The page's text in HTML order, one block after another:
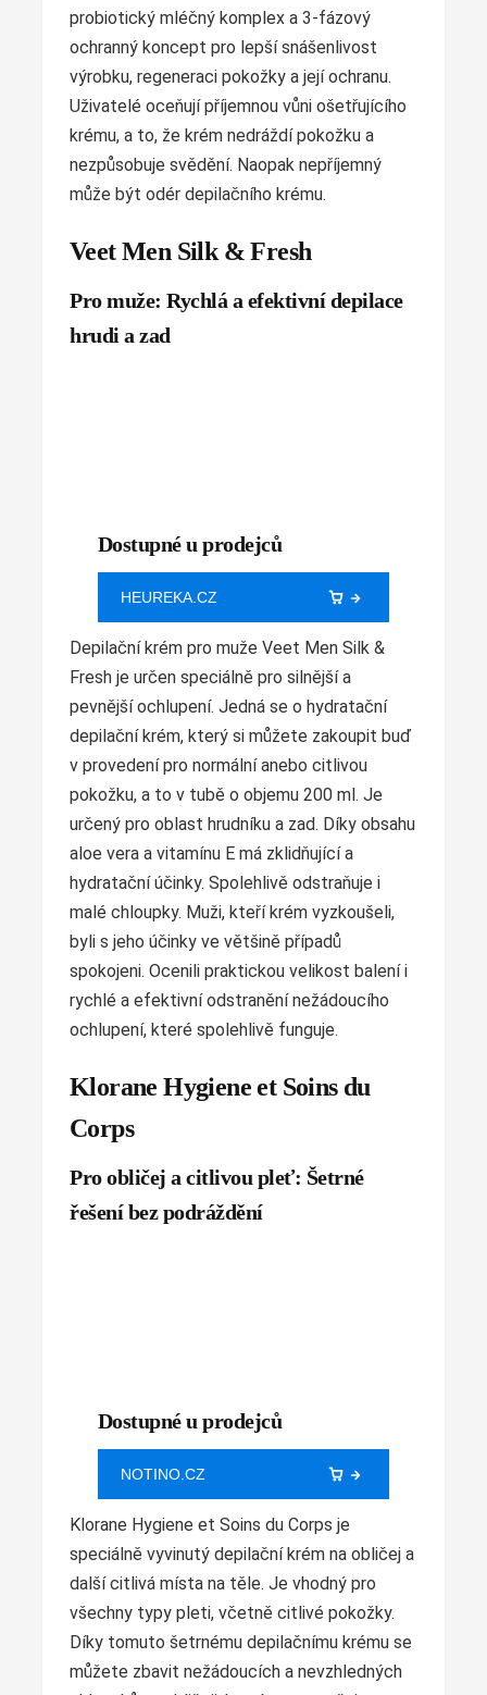
probiotický mléčný komplex a 3-fázový
ochranný koncept pro lepší snášenlivost
výrobku, regeneraci pokožky a její ochranu.
Uživatelé oceňují příjemnou vůni ošetřujícího
krému, a to, že krém nedráždí pokožku a
nezpůsobuje svědění. Naopak nepříjemný
může být odér depilačního krému.
Veet Men Silk & Fresh
Pro muže: Rychlá a efektivní depilace
hrudi a zad
Dostupné u prodejců
HEUREKA.CZ
Depilační krém pro muže Veet Men Silk &
Fresh je určen speciálně pro silnější a
pevnější ochlupení. Jedná se o hydratační
depilační krém, který si můžete zakoupit buď
v provedení pro normální anebo citlivou
pokožku, a to v tubě o objemu 200 ml. Je
určený pro oblast hrudníku a zad. Díky obsahu
aloe vera a vitamínu E má zklidňující a
hydratační účinky. Spolehlivě odstraňuje i
malé chloupky. Muži, kteří krém vyzkoušeli,
byli s jeho účinky ve většině případů
spokojeni. Ocenili praktickou velikost balení i
rychlé a efektivní odstranění nežádoucího
ochlupení, které spolehlivě funguje.
Klorane Hygiene et Soins du
Corps
Pro obličej a citlivou pleť: Šetrné
řešení bez podráždění
Dostupné u prodejců
NOTINO.CZ
Klorane Hygiene et Soins du Corps je
speciálně vyvinutý depilační krém na obličej a
další citlivá místa na těle. Je vhodný pro
všechny typy pleti, včetně citlivé pokožky.
Díky tomuto šetrnému depilačnímu krému se
můžete zbavit nežádoucích a nevzhledných